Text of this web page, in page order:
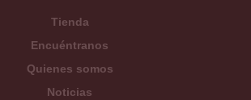
Tienda
Encuéntranos
Quienes somos
Noticias